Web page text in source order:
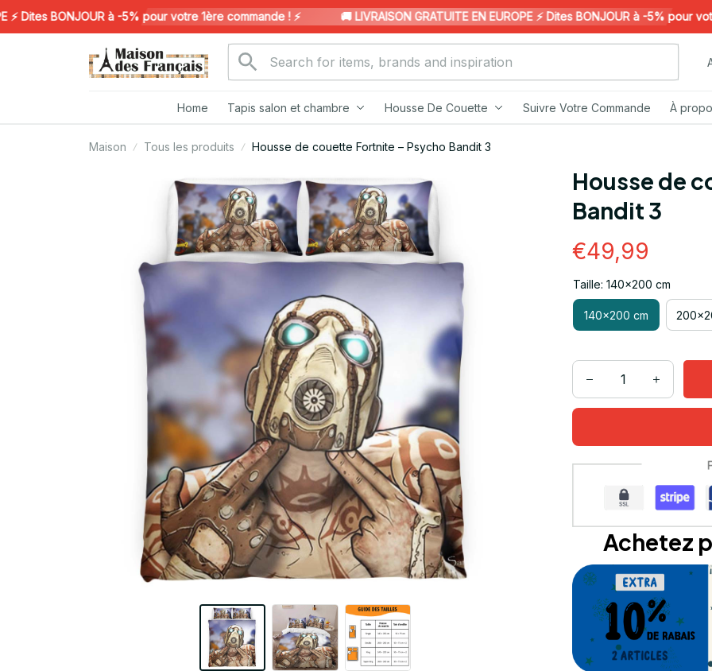
Dites BONJOUR à -5% pour votre 1ère commande ! ⚡️ 🚚 LIVRAISON GRATUITE EN EUROPE ⚡️ Dites BONJOUR à -5% pour votre
Home Tapis salon et chambre Housse De Couette Suivre Votre Commande À
Maison Tous les produits Housse de couette Fortnite – Psycho Bandit 3
Housse de
Bandit 3
€49,99
Taille: 140x200 cm
140x200 cm
Achetez